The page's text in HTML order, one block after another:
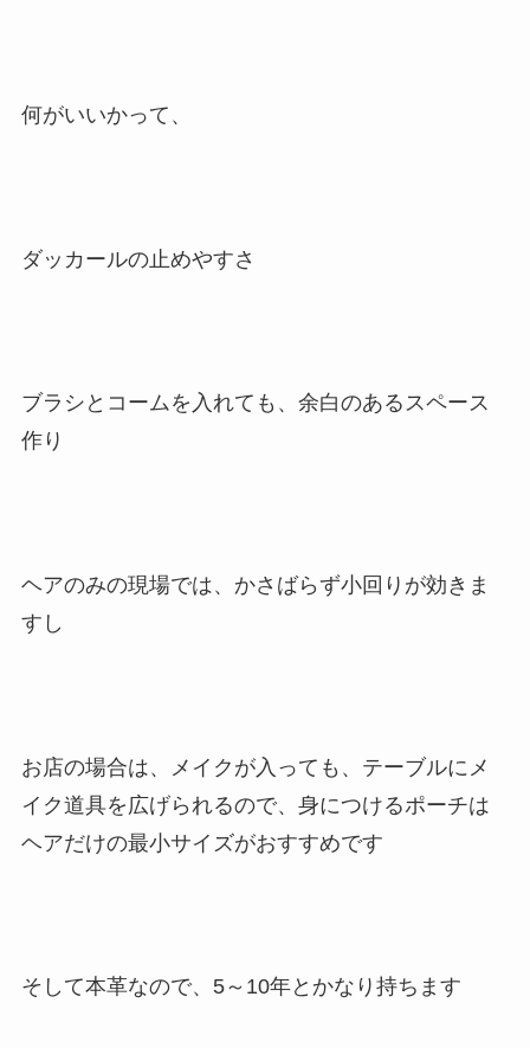
何がいいかって、
ダッカールの止めやすさ
ブラシとコームを入れても、余白のあるスペース
作り
ヘアのみの現場では、かさばらず小回りが効きま
すし
お店の場合は、メイクが入っても、テーブルにメ
イク道具を広げられるので、身につけるポーチは
ヘアだけの最小サイズがおすすめです
そして本革なので、5～10年とかなり持ちます